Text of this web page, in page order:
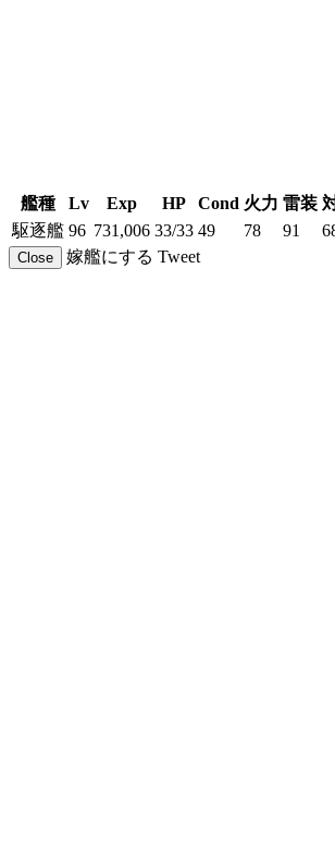
艦種 Lv Exp HP Cond 火力 雷装
駆逐艦 96 731,006 33/33 49 78 91
Close 嫁艦にする Tweet